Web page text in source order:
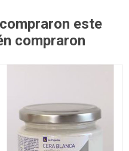
este
compraron